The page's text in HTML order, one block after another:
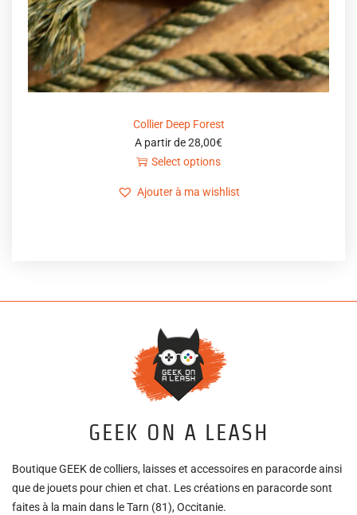
Collier Deep Forest
A partir de28,00€
Select options
Ajouter à ma wishlist
GEEK ON A LEASH
Boutique GEEK de colliers, laisses et accessoires en paracorde ainsi
que de jouets pour chien et chat. Les créations en paracorde sont
faites à la main dans le Tarn (81), Occitanie.